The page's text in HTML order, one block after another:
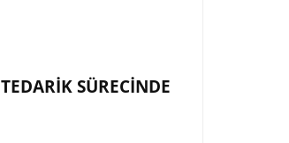
TEDARİK SÜRECİNDE